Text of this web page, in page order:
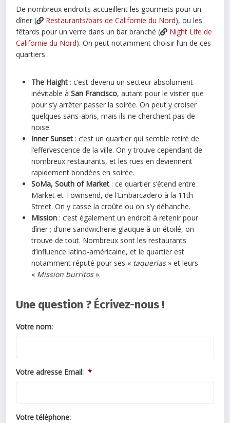
De nombreux endroits accueillent les gourmets pour un
dîner (
Restaurants/bars de Californie du Nord), ou les
fêtards pour un verre dans un bar branché (
Night Life de
Californie du Nord). On peut notamment choisir l’un de ces
quartiers :
The Haight : c’est devenu un secteur absolument
inévitable à San Francisco, autant pour le visiter que
pour s’y arrêter passer la soirée. On peut y croiser
quelques sans-abris, mais ils ne cherchent pas de
noise.
Inner Sunset : c’est un quartier qui semble retiré de
l’effervescence de la ville. On y trouve cependant de
nombreux restaurants, et les rues en deviennent
rapidement bondées en soirée.
SoMa, South of Market : ce quartier s’étend entre
Market et Townsend, de l’Embarcadero à la 11th
Street. On y casse la croûte ou on s’y déhanche.
Mission : c’est également un endroit à retenir pour
dîner ; d’une sandwicherie glauque à un étoilé, on
trouve de tout. Nombreux sont les restaurants
d’influence latino-américaine, et le quartier est
notamment réputé pour ses « taquerias» et leurs
« Mission burritos».
Une question ? Écrivez-nous !
Votre nom:
Votre adresse Email: *
Votre téléphone: